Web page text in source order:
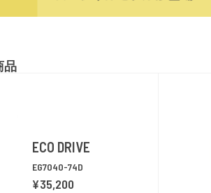
品
ECO DRIVE
EG7040-74D
¥35,200